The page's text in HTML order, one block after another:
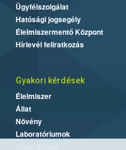
Ügyfélszolgálat
Hatósági jogsegély
Élelmiszermentő Központ
Hírlevél feliratkozás
Gyakori kérdések
Élelmiszer
Állat
Növény
Laboratóriumok